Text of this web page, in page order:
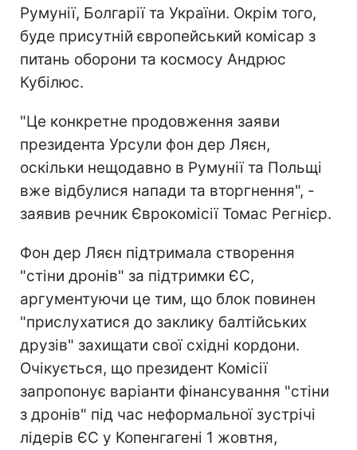
Румунії, Болгарії та України. Окрім того,
буде присутній європейський комісар з
питань оборони та космосу Андрюс
Кубілюс.
"Це конкретне продовження заяви
президента Урсули фон дер Ляєн,
оскільки нещодавно в Румунії та Польщі
вже відбулися напади та вторгнення", -
заявив речник Єврокомісії Томас Регнієр.
Фон дер Ляєн підтримала створення
"стіни дронів" за підтримки ЄС,
аргументуючи це тим, що блок повинен
"прислухатися до заклику балтійських
друзів" захищати свої східні кордони.
Очікується, що президент Комісії
запропонує варіанти фінансування "стіни
з дронів" під час неформальної зустрічі
лідерів ЄС у Копенгагені 1 жовтня,